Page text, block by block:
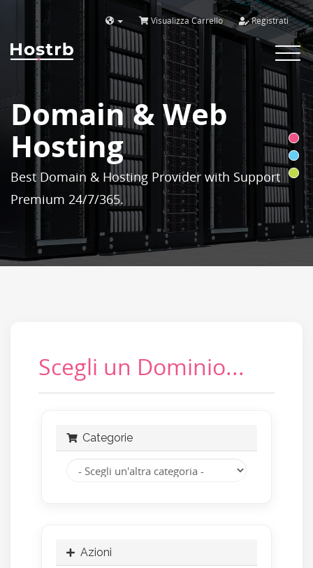
Visualizza Carrello Registrati
Toggle
Domain & Web
Hosting
Best Domain & Hosting Provider with Support
Premium 24/7/365.
Scegli un Dominio...
Categorie
Azioni